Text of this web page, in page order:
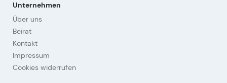
Unternehmen
Über uns
Beirat
Kontakt
Impressum
Cookies widerrufen